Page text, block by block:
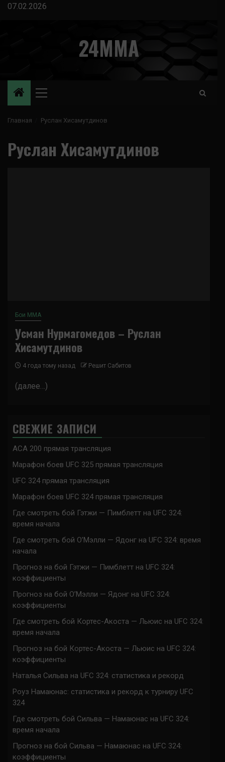
Перейти
07.02.2026
24MMA
Основное
Главная Руслан Хисамутдинов
Руслан Хисамутдинов
Бои ММА
Усман Нурмагомедов – Руслан
Хисамутдинов
4 года тому назад Решит Сабитов
(далее…)
СВЕЖИЕ ЗАПИСИ
ACA 200 прямая трансляция
Марафон боев UFC 325 прямая трансляция
UFC 324 прямая трансляция
Марафон боев UFC 324 прямая трансляция
Где смотреть бой Гэтжи — Пимблетт на UFC 324:
время начала
Где смотреть бой О’Мэлли — Ядонг на UFC 324: время
начала
Прогноз на бой Гэтжи — Пимблетт на UFC 324:
коэффициенты
Прогноз на бой О’Мэлли — Ядонг на UFC 324:
коэффициенты
Где смотреть бой Кортес-Акоста — Льюис на UFC 324:
время начала
Прогноз на бой Кортес-Акоста — Льюис на UFC 324:
коэффициенты
Наталья Сильва на UFC 324: статистика и рекорд
Роуз Намаюнас: статистика и рекорд к турниру UFC
324
Где смотреть бой Сильва — Намаюнас на UFC 324:
время начала
Прогноз на бой Сильва — Намаюнас на UFC 324:
коэффициенты